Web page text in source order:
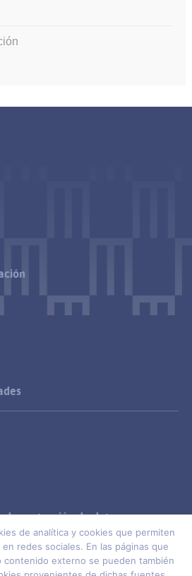
de protección de datos
de analítica y cookies que permiten
redes sociales. En las páginas que
externo se pueden también